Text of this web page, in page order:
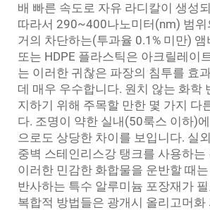
배 빠른 속도로 자유 라디칼이 생성
따라서 290~400나노미터(nm) 범위
거의 차단하는(투과율 0.1% 미만) 앰
또는 HDPE 플라스틱은 아크릴레이
는 이러한 귀찮은 파장의 침투를 효
데 매우 우수합니다. 원치 않는 화학
지하기 위해 주목할 만한 몇 가지 다
다. 조명이 약한 실내(50룩스 이하)
으로도 상당한 차이를 보입니다. 실
중벽 스테인리스강 탱크를 사용하는
이러한 민감한 화합물을 운반할 때
반사하는 특수 알루미늄 포장재가
복합적 방법들은 광개시 올리고머화